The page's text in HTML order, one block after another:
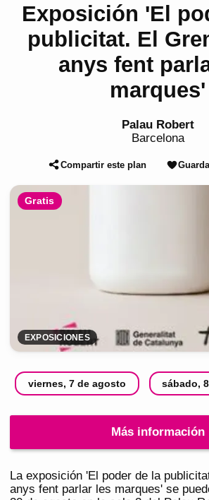
Exposición 'El
publicitat. El
anys fent
marques'
Palau Robert
Barcelona
Compartir este plan
Gratis
EXPOSICIONES
viernes, 7 de agosto sábado,
Más información
La exposición 'El poder de la
anys fent parlar les marques' se